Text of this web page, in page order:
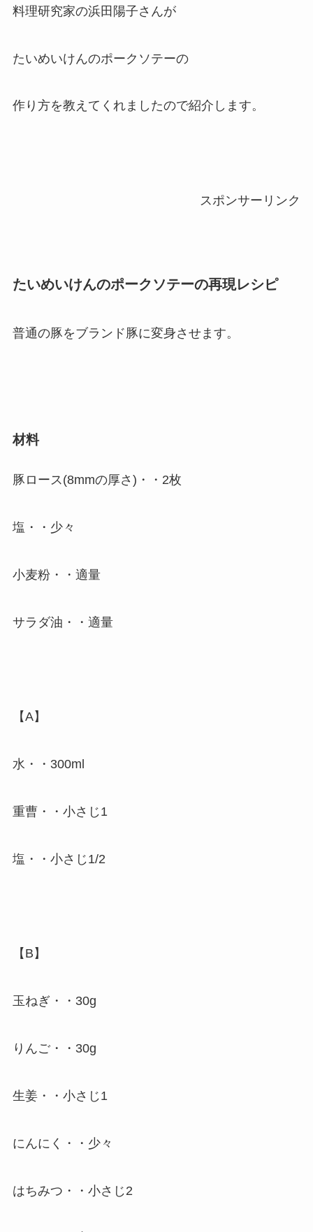
料理研究家の浜田陽子さんが
たいめいけんのポークソテーの
作り方を教えてくれましたので紹介します。
スポンサーリンク
たいめいけんのポークソテーの再現レシピ
普通の豚をブランド豚に変身させます。
材料
豚ロース(8mmの厚さ)・・2枚
塩・・少々
小麦粉・・適量
サラダ油・・適量
【A】
水・・300ml
重曹・・小さじ1
塩・・小さじ1/2
【B】
玉ねぎ・・30g
りんご・・30g
生姜・・小さじ1
にんにく・・少々
はちみつ・・小さじ2